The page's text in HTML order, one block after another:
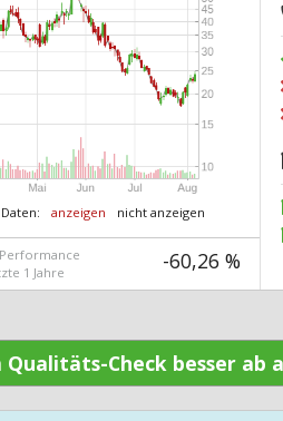
anzeigen nicht anzeigen
1 Jahre
-60,26 %
Check besser ab